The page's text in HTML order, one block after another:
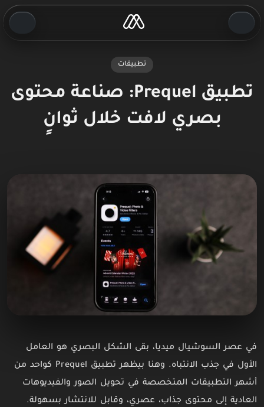
تطبيقات
تطبيق Prequel: صناعة محتوى
بصري لافت خلال ثوانٍ
في عصر السوشيال ميديا، بقى الشكل البصري هو العامل
الأول في جذب الانتباه. وهنا بيظهر تطبيق Prequel كواحد من
أشهر التطبيقات المتخصصة في تحويل الصور والفيديوهات
العادية إلى محتوى جذاب، عصري، وقابل للانتشار بسهولة.